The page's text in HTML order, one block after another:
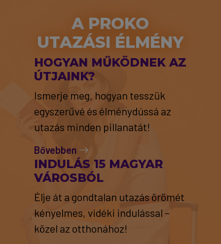
A PROKO
UTAZÁSI ÉLMÉNY
HOGYAN MŰKÖDNEK AZ
ÚTJAINK?
Ismerje meg, hogyan tesszük
egyszerűvé és élménydússá az
utazás minden pillanatát!
Bővebben
INDULÁS 15 MAGYAR
VÁROSBÓL
Élje át a gondtalan utazás örömét
kényelmes, vidéki indulással –
közel az otthonához!